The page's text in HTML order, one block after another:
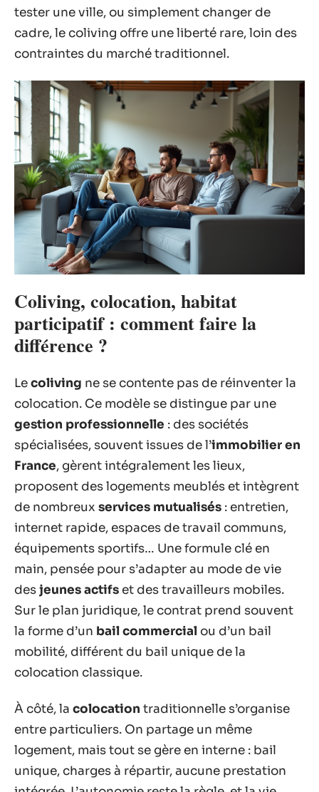
tester une ville, ou simplement changer de
cadre, le coliving offre une liberté rare, loin des
contraintes du marché traditionnel.
Coliving, colocation, habitat
participatif : comment faire la
différence ?
Lecoliving ne se contente pas de réinventer la
colocation. Ce modèle se distingue par une
gestion professionnelle : des sociétés
spécialisées, souvent issues de l’immobilier en
France, gèrent intégralement les lieux,
proposent des logements meublés et intègrent
de nombreux services mutualisés : entretien,
internet rapide, espaces de travail communs,
équipements sportifs… Une formule clé en
main, pensée pour s’adapter au mode de vie
desjeunes actifs et des travailleurs mobiles.
Sur le plan juridique, le contrat prend souvent
la forme d’un bail commercial ou d’un bail
mobilité, différent du bail unique de la
colocation classique.
À côté, la colocation traditionnelle s’organise
entre particuliers. On partage un même
logement, mais tout se gère en interne : bail
unique, charges à répartir, aucune prestation